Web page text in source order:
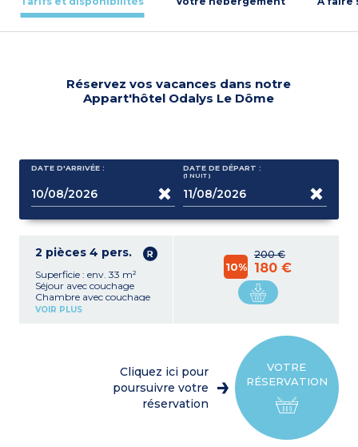
Réservez vos vacances dans notre
Appart'hôtel Odalys Le Dôme
DATE D'ARRIVÉE : DATE DE DÉPART :
(1 NUIT )
2 pièces 4 pers.
Superficie : env. 33 m²
Séjour avec couchage
Chambre avec couchage
Kitchenette équipée
VOIR PLUS
200 €
10% 180 €
VOTRE
RÉSERVATION
Cliquez ici pour
poursuivre votre
réservation